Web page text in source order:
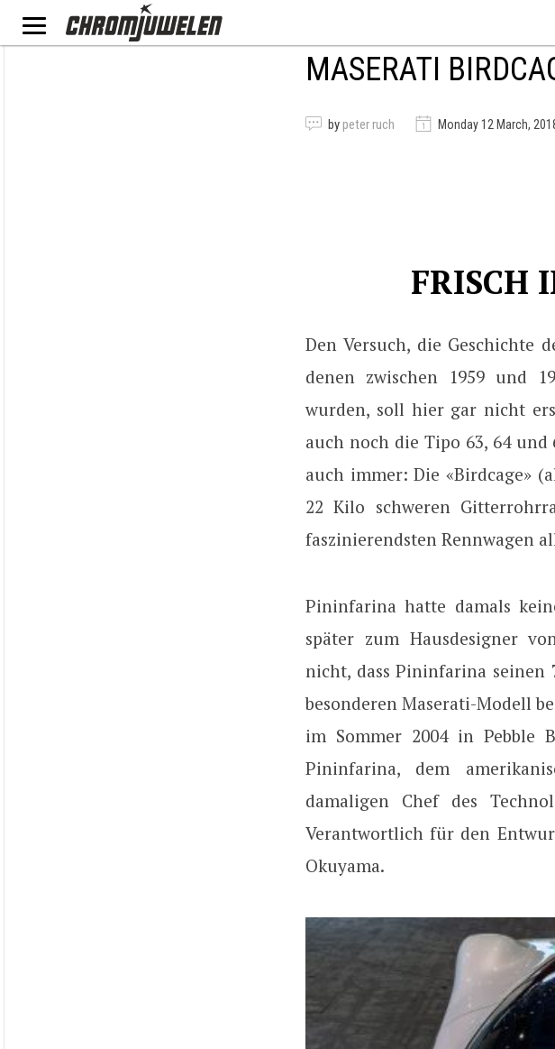
MASERATI
by peter ruch Monday 12 March,
FRISCH
Den Versuch, die Geschichte
denen zwischen 1959 und
wurden, soll hier gar nicht
auch noch die Tipo 63, 64
auch immer: Die «Birdcage»
22 Kilo schweren
faszinierendsten Rennwagen
Pininfarina hatte damals
später zum Hausdesigner
nicht, dass Pininfarina seinen
besonderen Maserati-Modell
im Sommer 2004 in Pebble
Pininfarina, dem
damaligen Chef des
Verantwortlich für den
Okuyama.